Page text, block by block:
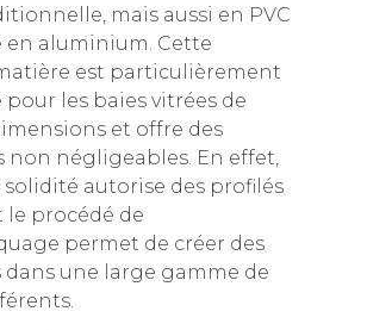
mais aussi en PVC
en aluminium. Cette
est particulièrement
les baies vitrées de
et offre des
non négligeables. En effet,
solidité autorise des profilés
le procédé de
permet de créer des
une large gamme de